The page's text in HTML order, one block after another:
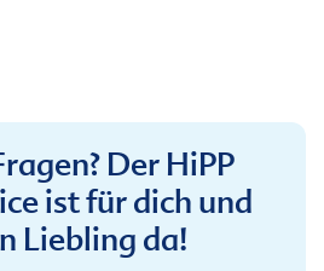
Der HiPP
ist für dich und
Liebling da!